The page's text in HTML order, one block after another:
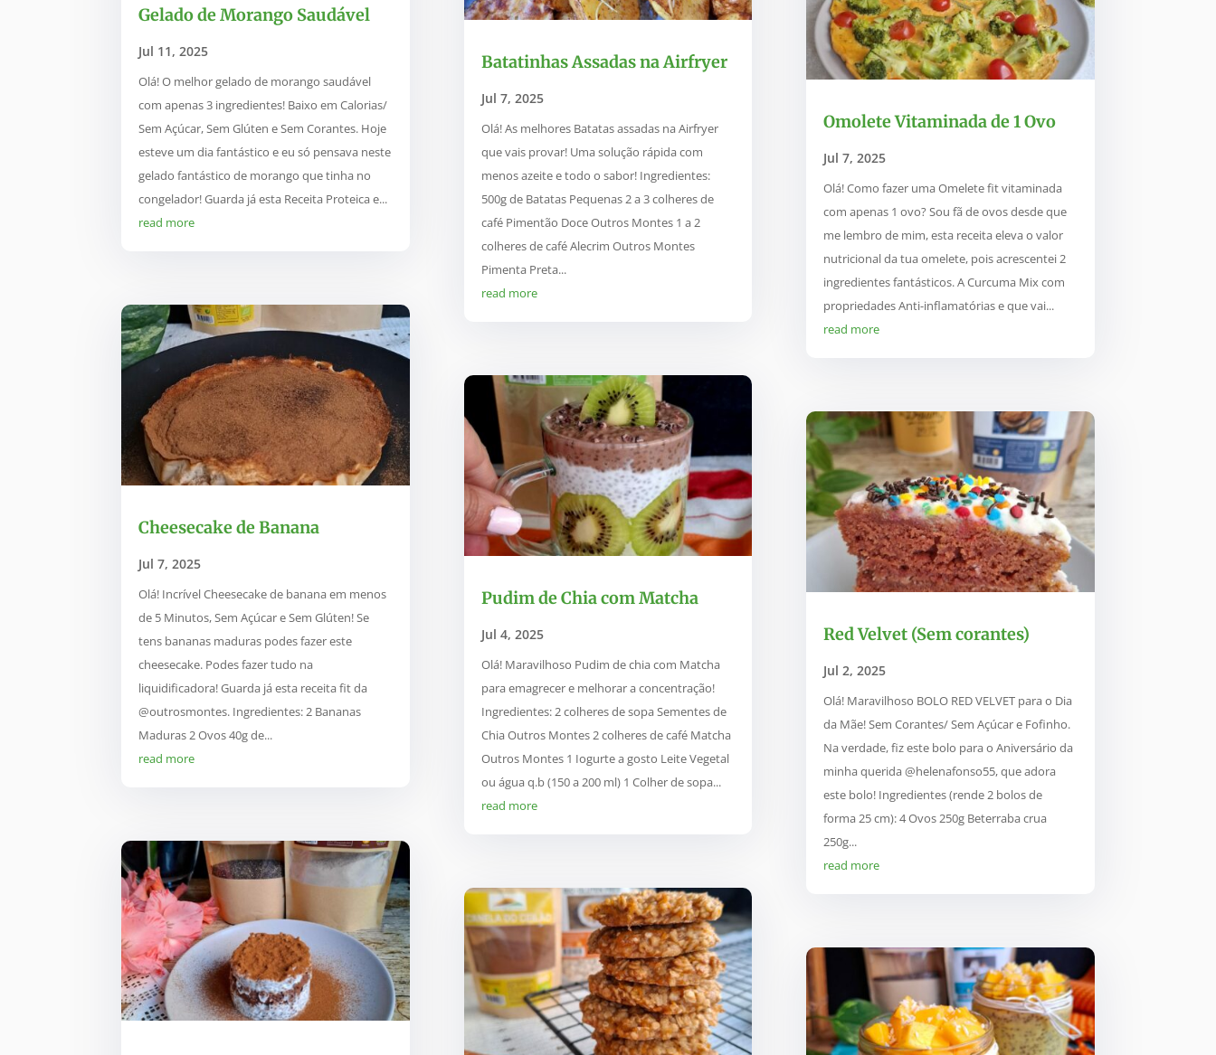
Gelado de Morango Saudável
Jul 11, 2025
Olá! O melhor gelado de morango saudável
com apenas 3 ingredientes! Baixo em Calorias/
Sem Açúcar, Sem Glúten e Sem Corantes. Hoje
esteve um dia fantástico e eu só pensava neste
gelado fantástico de morango que tinha no
congelador! Guarda já esta Receita Proteica e...
read more
Cheesecake de Banana
Jul 7, 2025
Olá! Incrível Cheesecake de banana em menos
de 5 Minutos, Sem Açúcar e Sem Glúten! Se
tens bananas maduras podes fazer este
cheesecake. Podes fazer tudo na
liquidificadora! Guarda já esta receita fit da
@outrosmontes. Ingredientes: 2 Bananas
Maduras 2 Ovos 40g de...
read more
Batatinhas Assadas na Airfryer
Jul 7, 2025
Olá! As melhores Batatas assadas na Airfryer
que vais provar! Uma solução rápida com
menos azeite e todo o sabor! Ingredientes:
500g de Batatas Pequenas 2 a 3 colheres de
café Pimentão Doce Outros Montes 1 a 2
colheres de café Alecrim Outros Montes
Pimenta Preta...
read more
Pudim de Chia com Matcha
Jul 4, 2025
Olá! Maravilhoso Pudim de chia com Matcha
para emagrecer e melhorar a concentração!
Ingredientes: 2 colheres de sopa Sementes de
Chia Outros Montes 2 colheres de café Matcha
Outros Montes 1 Iogurte a gosto Leite Vegetal
ou água q.b (150 a 200 ml) 1 Colher de sopa...
read more
Omolete Vitaminada de 1 Ovo
Jul 7, 2025
Olá! Como fazer uma Omelete fit vitaminada
com apenas 1 ovo? Sou fã de ovos desde que
me lembro de mim, esta receita eleva o valor
nutricional da tua omelete, pois acrescentei 2
ingredientes fantásticos. A Curcuma Mix com
propriedades Anti-inflamatórias e que vai...
read more
Red Velvet (Sem corantes)
Jul 2, 2025
Olá! Maravilhoso BOLO RED VELVET para o Dia
da Mãe! Sem Corantes/ Sem Açúcar e Fofinho.
Na verdade, fiz este bolo para o Aniversário da
minha querida @helenafonso55, que adora
este bolo! Ingredientes (rende 2 bolos de
forma 25 cm): 4 Ovos 250g Beterraba crua
250g...
read more